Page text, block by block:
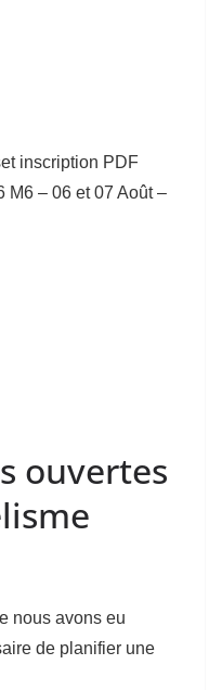
inscription PDF
M6 – 06 et 07 Août –
ouvertes
nous avons eu
de planifier une